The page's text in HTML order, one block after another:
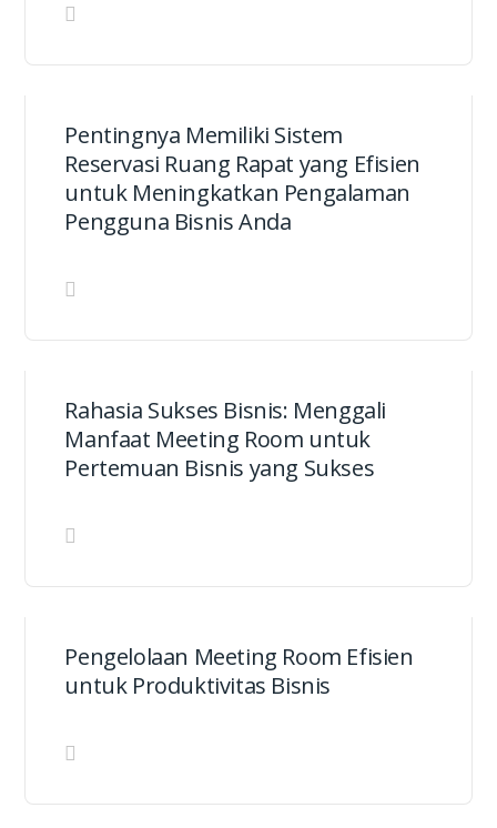
Pentingnya Memiliki Sistem
Reservasi Ruang Rapat yang Efisien
untuk Meningkatkan Pengalaman
Pengguna Bisnis Anda
Rahasia Sukses Bisnis: Menggali
Manfaat Meeting Room untuk
Pertemuan Bisnis yang Sukses
Pengelolaan Meeting Room Efisien
untuk Produktivitas Bisnis